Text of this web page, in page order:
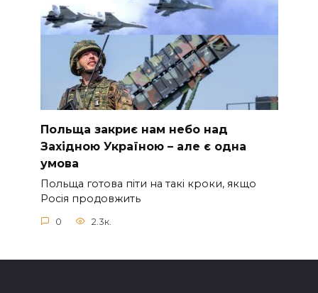
Польща закриє нам небо над
Західною Україною – але є одна
умова
Польща готова піти на такі кроки, якщо
Росія продовжить
0 2.3к.